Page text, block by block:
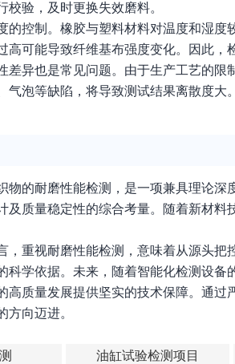
校验，及时更换失效磨料。
的控制。橡胶与塑料材料对温度和湿
高可能导致纤维基布强度变化。因此，
差异也是常见问题。由于生产工艺的
气泡等缺陷，将导致测试结果离散度
物的耐磨性能检测，是一项兼具理论
及质量稳定性的综合考量。随着新材
，重视耐磨性能检测，意味着从源头
科学依据。未来，随着智能化检测设
高质量发展提供坚实的技术保障。通
方向迈进。
油缸试验检测项目